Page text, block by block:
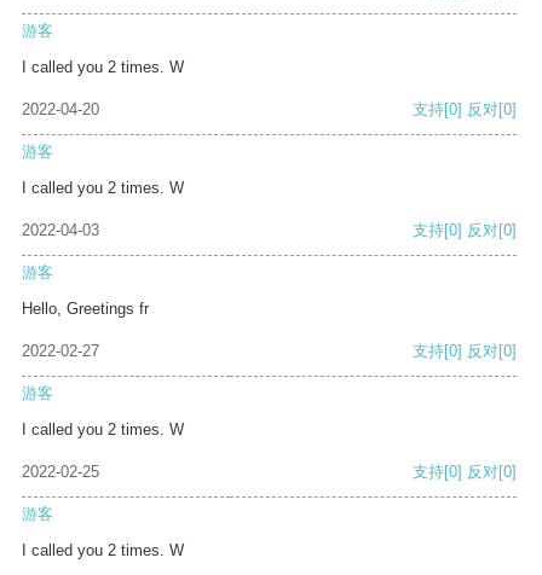
游客
I called you 2 times. W
2022-04-20 支持[0] 反对[0]
游客
I called you 2 times. W
2022-04-03 支持[0] 反对[0]
游客
Hello, Greetings fr
2022-02-27 支持[0] 反对[0]
游客
I called you 2 times. W
2022-02-25 支持[0] 反对[0]
游客
I called you 2 times. W